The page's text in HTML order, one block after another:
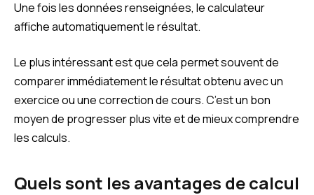
Une fois les données renseignées, le calculateur
affiche automatiquement le résultat.
Le plus intéressant est que cela permet souvent de
comparer immédiatement le résultat obtenu avec un
exercice ou une correction de cours. C’est un bon
moyen de progresser plus vite et de mieux comprendre
les calculs.
Quels sont les avantages de calcul